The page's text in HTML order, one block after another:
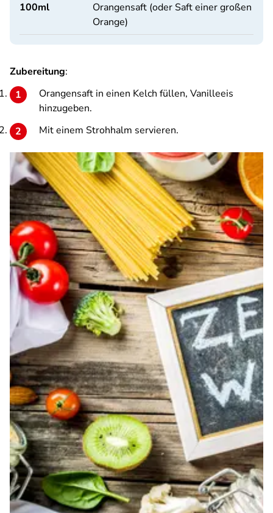
100ml
Orangensaft (oder Saft einer großen
Orange)
Zubereitung:
Orangensaft in einen Kelch füllen, Vanilleeis
hinzugeben.
Mit einem Strohhalm servieren.